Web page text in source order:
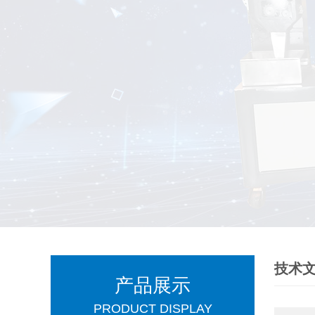
产品展示
PRODUCT DISPLAY
技术